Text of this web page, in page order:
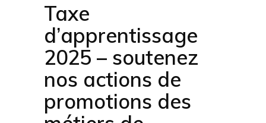
Taxe
d’apprentissage
2025 – soutenez
nos actions de
promotions des